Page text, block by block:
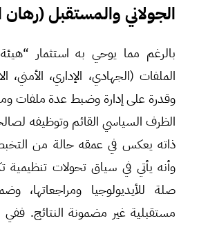
الجولاني والمستقبل (رهان
بالرغم مما يوحي به استثمار
الملفات (الجهادي، الإداري،
وقدرة على إدارة وضبط عدة ملفات
الظرف السياسي القائم وتوظيفه
ذاته يعكس في عمقه حالة من
وأنه يأتي في سياق تحولات تنظيمية
صلة للأيديولوجيا ومراجعاتها،
مستقبلية غير مضمونة النتائج.